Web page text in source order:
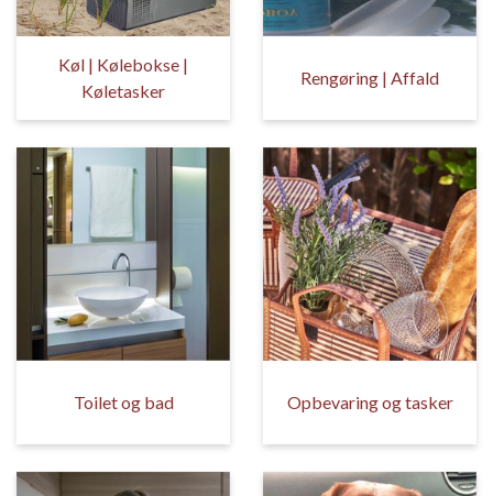
Køl | Kølebokse |
Køletasker
Rengøring | Affald
Toilet og bad Opbevaring og tasker